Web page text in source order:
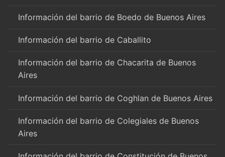
Información del barrio de Boedo de Buenos Aires
Información del barrio de Caballito
Información del barrio de Chacarita de Buenos
Aires
Información del barrio de Coghlan de Buenos Aires
Información del barrio de Colegiales de Buenos
Aires